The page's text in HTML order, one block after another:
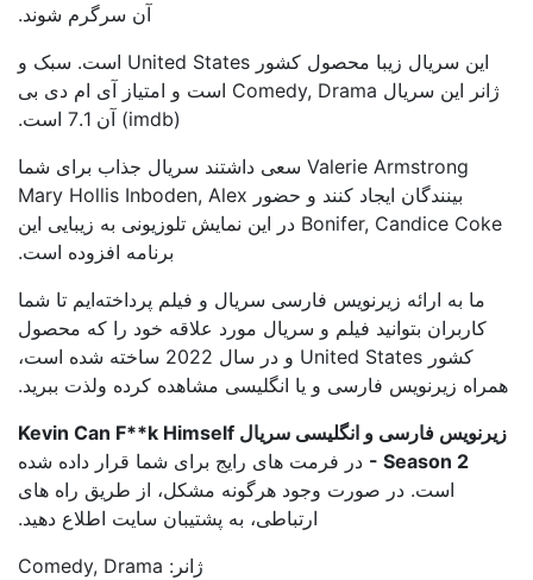
آن سرگرم شوند.
این سریال زیبا محصول کشور United States است. سبک و
ژانر این سریال Comedy, Drama است و امتیاز آی ام دی بی
(imdb) آن 7.1 است.
Valerie Armstrong سعی داشتند سریال جذاب برای شما
بینندگان ایجاد کنند و حضور Mary Hollis Inboden, Alex
Bonifer, Candice Coke در این نمایش تلوزیونی به زیبایی این
برنامه افزوده است.
ما به ارائه زیرنویس فارسی سریال و فیلم پرداخته‌ایم تا شما
کاربران بتوانید فیلم و سریال مورد علاقه خود را که محصول
کشور United States و در سال 2022 ساخته شده است،
همراه زیرنویس فارسی و یا انگلیسی مشاهده کرده ولذت ببرید.
زیرنویس فارسی و انگلیسی سریال Kevin Can F**k Himself
- Season 2 در فرمت های رایج برای شما قرار داده شده
است. در صورت وجود هرگونه مشکل، از طریق راه های
ارتباطی، به پشتیبان سایت اطلاع دهید.
ژانر: Comedy, Drama